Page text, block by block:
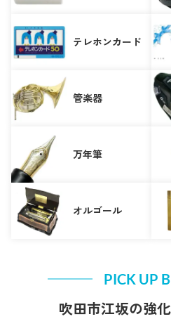
テレホンカード
管楽器
万年筆
オルゴール
PICK UP
吹田市江坂の強